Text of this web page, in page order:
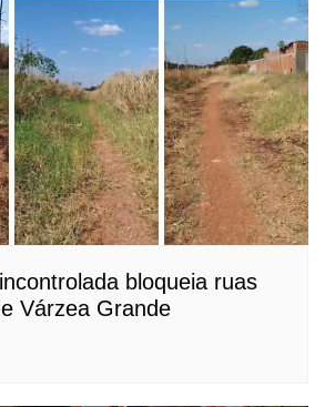
bloqueia ruas
Várzea Grande